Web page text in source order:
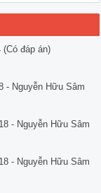
đáp án)
- Nguyễn Hữu Sâm
- Nguyễn Hữu Sâm
- Nguyễn Hữu Sâm